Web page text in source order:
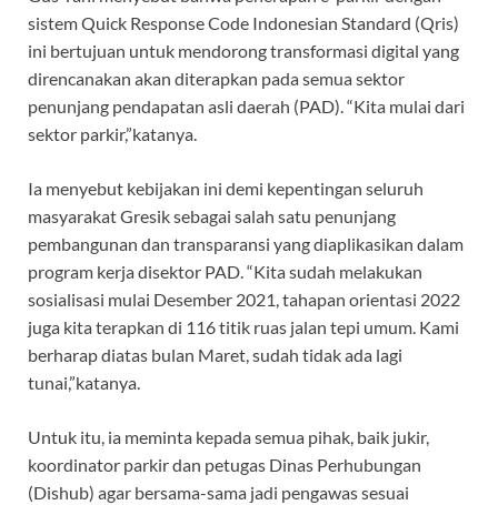
sistem Quick Response Code Indonesian Standard (Qris)
ini bertujuan untuk mendorong transformasi digital yang
direncanakan akan diterapkan pada semua sektor
penunjang pendapatan asli daerah (PAD). “Kita mulai dari
sektor parkir,”katanya.
Ia menyebut kebijakan ini demi kepentingan seluruh
masyarakat Gresik sebagai salah satu penunjang
pembangunan dan transparansi yang diaplikasikan dalam
program kerja disektor PAD. “Kita sudah melakukan
sosialisasi mulai Desember 2021, tahapan orientasi 2022
juga kita terapkan di 116 titik ruas jalan tepi umum. Kami
berharap diatas bulan Maret, sudah tidak ada lagi
tunai,”katanya.
Untuk itu, ia meminta kepada semua pihak, baik jukir,
koordinator parkir dan petugas Dinas Perhubungan
(Dishub) agar bersama-sama jadi pengawas sesuai